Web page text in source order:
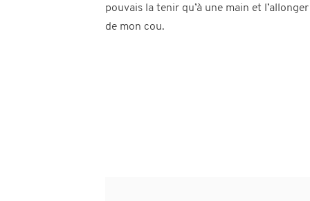
pouvais la tenir qu’à une main et
de mon cou.